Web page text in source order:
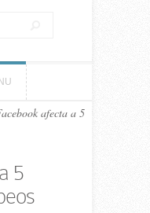
afecta a 5
5